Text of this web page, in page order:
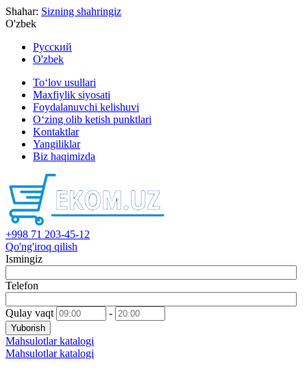
Shahar: Sizning shahringiz
O'zbek
Русский
O'zbek
To‘lov usullari
Maxfiylik siyosati
Foydalanuvchi kelishuvi
O‘zing olib ketish punktlari
Kontaktlar
Yangiliklar
Biz haqimizda
+998 71 203-45-12
Qo'ng'iroq qilish
Ismingiz
Telefon
Qulay vaqt -
Yuborish
Mahsulotlar katalogi
Mahsulotlar katalogi